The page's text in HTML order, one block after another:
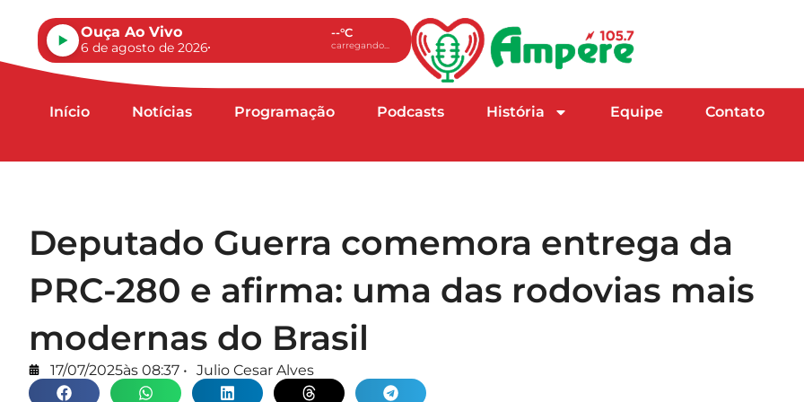
Ouça Ao Vivo
6 de agosto de 2026
--°C
carregando...
Início Notícias Programação Podcasts História Equipe Contato
Deputado Guerra comemora entrega da
PRC-280 e afirma: uma das rodovias mais
modernas do Brasil
17/07/2025às 08:37 • Julio Cesar Alves